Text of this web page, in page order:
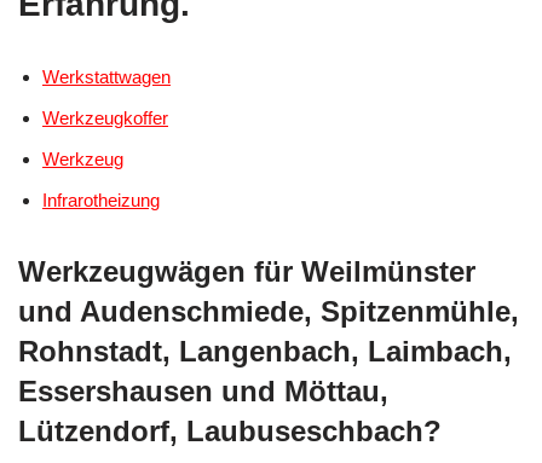
Werkstattwagen
Werkzeugkoffer
Werkzeug
Infrarotheizung
Werkzeugwägen für Weilmünster
und Audenschmiede, Spitzenmühle,
Rohnstadt, Langenbach, Laimbach,
Essershausen und Möttau,
Lützendorf, Laubuseschbach?